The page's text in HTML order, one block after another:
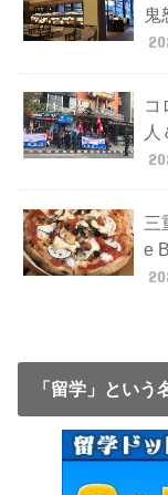
鬼
コ
三
e
「留学」という